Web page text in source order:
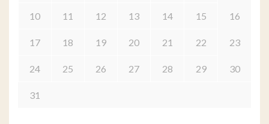
10 11 12 13 14 15 16
17 18 19 20 21 22 23
24 25 26 27 28 29 30
31